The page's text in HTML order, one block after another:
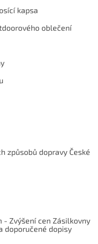
kapsa
oblečení
způsobů dopravy České
- Zvýšení cen Zásilkovny
doporučené dopisy